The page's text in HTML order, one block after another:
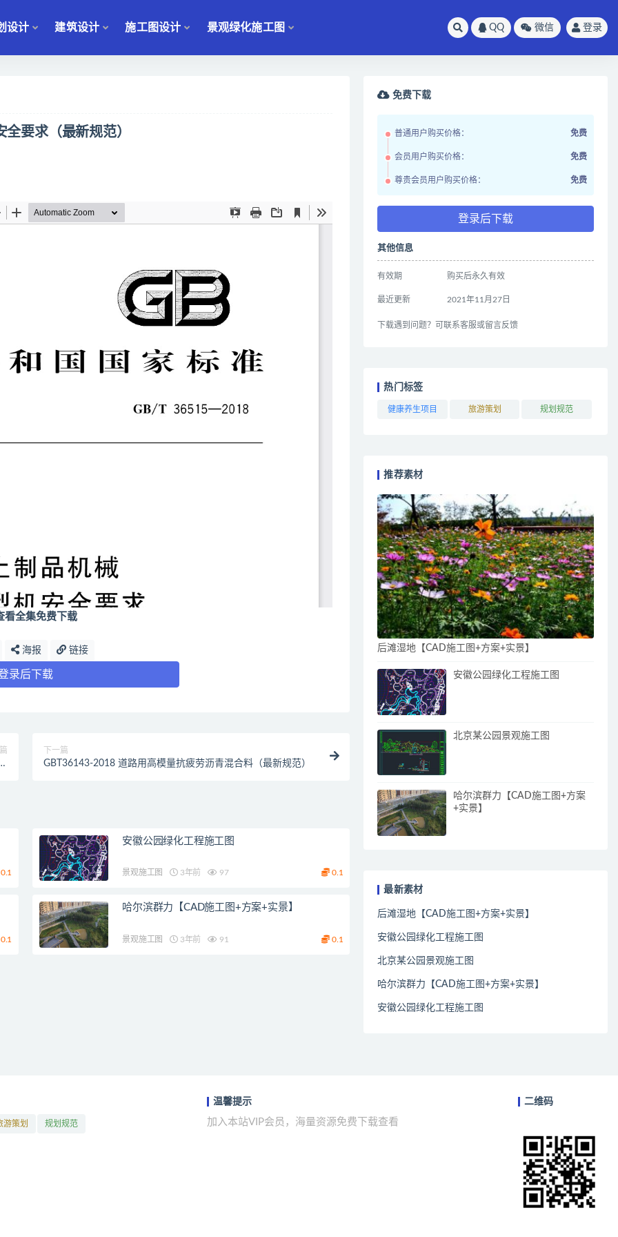
设计 建筑设计 施工图设计 景观绿化施工图 QQ 微信 登录
要求（最新规范）
看全集免费下载
海报 链接
录后下载
下一篇
GBT36143-2018 道路用高模量抗疲劳沥青混合料（最新规范）
安徽公园绿化工程施工图
景观施工图 3年前 97 0.1
哈尔滨群力【CAD施工图+方案+实景】
景观施工图 3年前 91 0.1
免费下载
普通用户购买价格： 免费
会员用户购买价格： 免费
尊贵会员用户购买价格： 免费
登录后下载
其他信息
有效期 购买后永久有效
最近更新 2021年11月27日
下载遇到问题？可联系客服或留言反馈
热门标签
健康养生项目 旅游策划 规划规范
推荐素材
后滩湿地【CAD施工图+方案+实景】
安徽公园绿化工程施工图
北京某公园景观施工图
哈尔滨群力【CAD施工图+方案
+实景】
最新素材
后滩湿地【CAD施工图+方案+实景】
安徽公园绿化工程施工图
北京某公园景观施工图
哈尔滨群力【CAD施工图+方案+实景】
安徽公园绿化工程施工图
游策划 规划规范
温馨提示
加入本站VIP会员，海量资源免费下载查看
二维码